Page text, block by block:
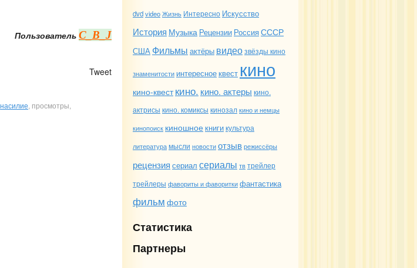
Пользователь C_B_J
Tweet
насилие , просмотры,
dvdvideoЖизнь Интересно Искусство
История Музыка Рецензии РоссияСССР
США Фильмы актёры видеозвёзды кино
знаменитости интересноеквест кино
кино-квест кино. кино. актеры кино.
актрисы кино. комиксы кинозалкино и немцы
кинопоиск киношноекнигикультура
литература мысли новостиотзыврежиссёры
рецензия сериал сериалы тв трейлер
трейлеры фавориты и фавориткифантастика
фильм фото
Статистика
Партнеры